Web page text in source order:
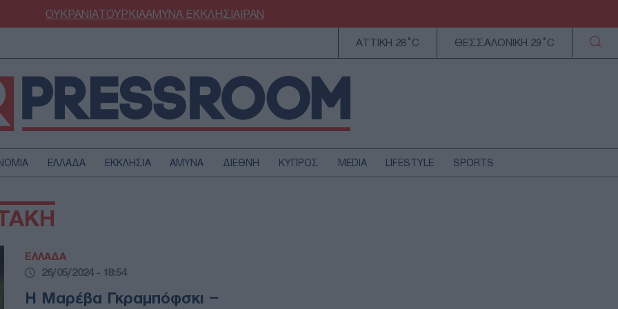
ΟΥΚΡΑΝΙΑΤΟΥΡΚΙΑΑΜΥΝΑΕΚΚΛΗΣΙΑΙΡΑΝ
ΑΤΤΙΚΗ 28°C ΘΕΣΣΑΛΟΝΙΚΗ 29°C
ΕΛΛΑΔΑ ΕΚΚΛΗΣΙΑ ΑΜΥΝΑ ΔΙΕΘΝΗ ΚΥΠΡΟΣ MEDIA LIFESTYLE SPORTS
ΕΛΛΑΔΑ
26/05/2024 - 18:54
Η Μαρέβα Γκραμπόφσκι –